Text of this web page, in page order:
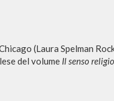
(Laura Spelman
del volume Il senso